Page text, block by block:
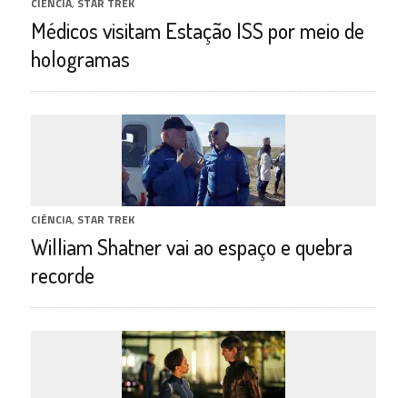
Médicos visitam Estação ISS por meio de
hologramas
CIÊNCIA, STAR TREK
William Shatner vai ao espaço e quebra
recorde